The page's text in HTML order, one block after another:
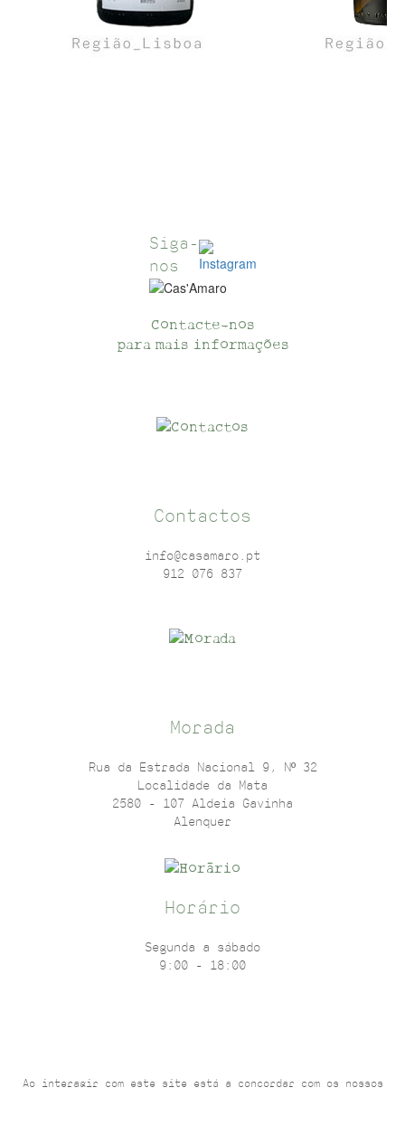
Siga-
nos
Contacte-nos
para mais informações
Contactos
info@casamaro.pt
912 076 837
Morada
Rua da Estrada Nacional 9, Nº 32
Localidade da Mata
2580 - 107 Aldeia Gavinha
Alenquer
Horário
Segunda a sábado
9:00 - 18:00
Ao interagir com este site está a concordar com os nossos